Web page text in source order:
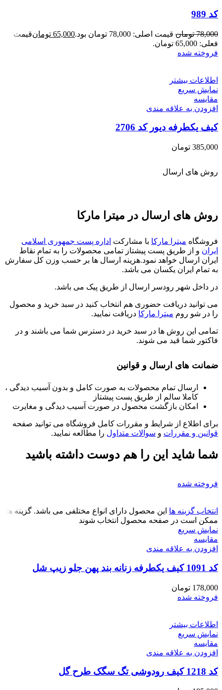
کد 989
78,000 تومان قیمت اصلی: 78,000 تومان بود. 65,000 تومانقیمت
فعلی: 65,000 تومان.
فروخته شده
اطلاعات بیشتر
نمایش سریع
مقايسه
افزودن به علاقه مندی
کیف یکطرفه دیور کد 2706
385,000 تومان
روش های ارسال
روش های ارسال در میترا مارکا
فروشگاه میترا مارکا با مشارکت اداره پست جمهوری اسلامی
ایران و از طریق پست پیشتاز تمامی محصولات را به تمام نقاط
ایران ارسال خواهد نمود.هزینه ارسال ها بر حسب وزن کل سفارش
به تمام ایران یکسان می باشد.
در داخل شهر رودسر ارسال از طریق پیک می باشد.
می توانید دریافت حضوری هم انتخاب کنید در سبد خرید و محصول
را در شو روم میترا مارکا دریافت نمایید.
تمامی این روش ها در سبد خرید در دسترس شما می باشند و در
فاکتور شما قید می شوند.
ضمانت های ارسال و قوانین
ارسال تمام محصولات به صورت کامل و بدون آسیب دیدگی ،
کاملا سالم از طریق پست پیشتاز
امکان بازگشت محصول در صورت آسیب دیدگی و مغایرت
برای اطلاع از شرایط و مقررات کامل فروشگاه می توانید صفحه
قوانین و مقررات و سوالات متداول را مطالعه نمایید.
شما شاید این را هم دوست داشته باشید
فروخته شده
انتخاب گزینه ها این محصول دارای انواع مختلفی می باشد. گزینه ها
ممکن است در صفحه محصول انتخاب شوند
نمایش سریع
مقايسه
افزودن به علاقه مندی
کد 1091 کیف یکطرفه زنانه بند پهن جلو زیپ شل
178,000 تومان
فروخته شده
اطلاعات بیشتر
نمایش سریع
مقايسه
افزودن به علاقه مندی
کد 1218 کیف رودوشی تگ سگک طرح گل